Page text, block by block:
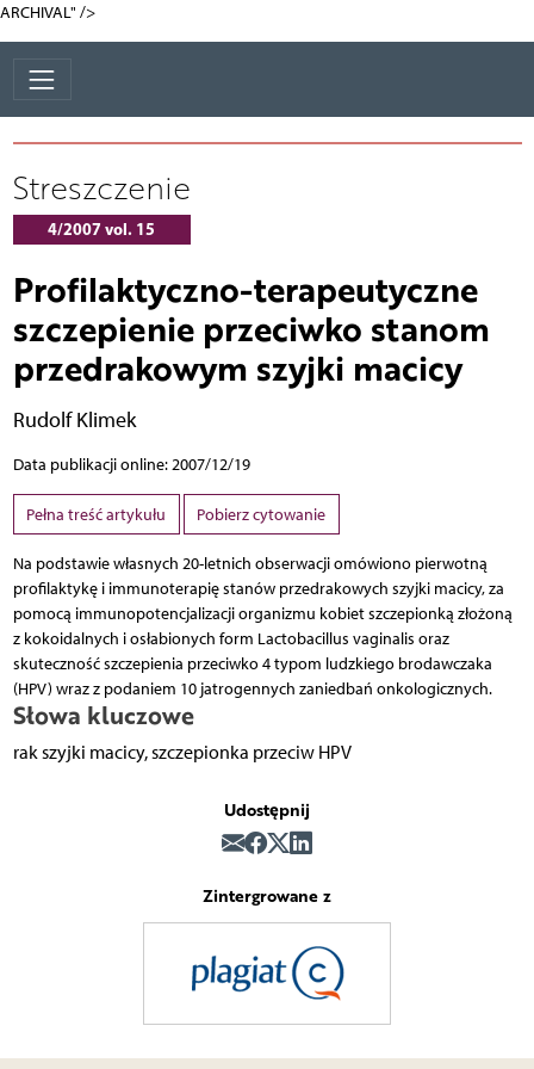
ARCHIVAL" />
Streszczenie
4/2007 vol. 15
Profilaktyczno-terapeutyczne
szczepienie przeciwko stanom
przedrakowym szyjki macicy
Rudolf Klimek
Data publikacji online: 2007/12/19
Pełna treść artykułu Pobierz cytowanie
Na podstawie własnych 20-letnich obserwacji omówiono pierwotną
profilaktykę i immunoterapię stanów przedrakowych szyjki macicy, za
pomocą immunopotencjalizacji organizmu kobiet szczepionką złożoną
z kokoidalnych i osłabionych form Lactobacillus vaginalis oraz
skuteczność szczepienia przeciwko 4 typom ludzkiego brodawczaka
(HPV) wraz z podaniem 10 jatrogennych zaniedbań onkologicznych.
Słowa kluczowe
rak szyjki macicy, szczepionka przeciw HPV
Udostępnij
Zintergrowane z